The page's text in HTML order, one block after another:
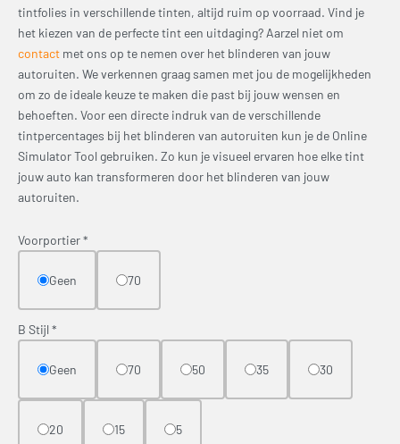
tintfolies in verschillende tinten, altijd ruim op voorraad. Vind je
het kiezen van de perfecte tint een uitdaging? Aarzel niet om
contact met ons op te nemen over het blinderen van jouw
autoruiten. We verkennen graag samen met jou de mogelijkheden
om zo de ideale keuze te maken die past bij jouw wensen en
behoeften. Voor een directe indruk van de verschillende
tintpercentages bij het blinderen van autoruiten kun je de Online
Simulator Tool gebruiken. Zo kun je visueel ervaren hoe elke tint
jouw auto kan transformeren door het blinderen van jouw
autoruiten.
Voorportier*
Geen 70
B Stijl *
Geen 70 50 35 30
20 15 5